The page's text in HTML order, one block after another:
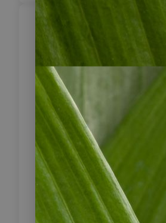
Volcán
Lernen Sie heute den
Nationalpark La Amistad
sowohl Teile Panamas
Ricas umfasst. Im
unternehmen Sie eine 2-
Wanderung und werden
Flora und Fauna sehen. Im
Nationalpark stärken
einem Mittagessen,
Orchideen Farm “Finca